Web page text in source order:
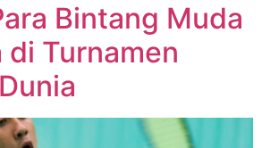
Bintang Muda
di Turnamen